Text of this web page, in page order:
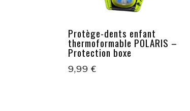
Protège-dents enfant
thermoformable POLARIS –
Protection boxe
9,99€